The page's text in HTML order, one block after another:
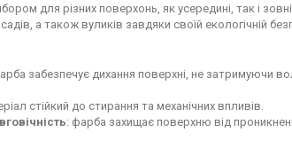
для різних поверхонь, як усередині, так і
а також вуликів завдяки своїй екологічній
забезпечує дихання поверхні, не затримуючи
стійкий до стирання та механічних впливів.
: фарба захищає поверхню від